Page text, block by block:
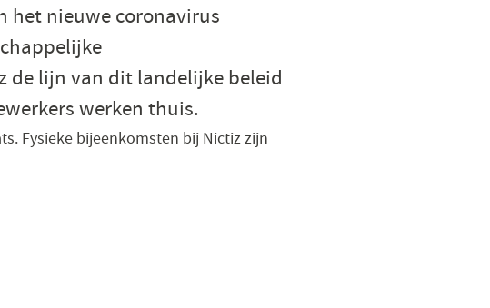
het nieuwe coronavirus
de lijn van dit landelijke beleid
werken thuis.
Fysieke bijeenkomsten bij Nictiz zijn